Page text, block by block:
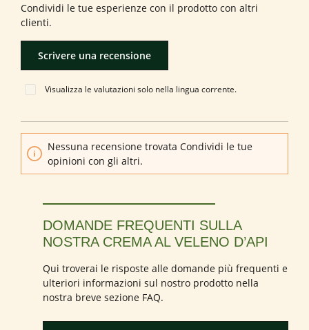
Condividi le tue esperienze con il prodotto con altri
clienti.
Scrivere una recensione
Visualizza le valutazioni solo nella lingua corrente.
Nessuna recensione trovata Condividi le tue
opinioni con gli altri.
DOMANDE FREQUENTI SULLA
NOSTRA CREMA AL VELENO D’API
Qui troverai le risposte alle domande più frequenti e
ulteriori informazioni sul nostro prodotto nella
nostra breve sezione FAQ.